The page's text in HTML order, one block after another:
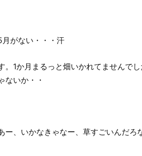
月がない・・・汗
。1か月まるっと畑いかれてませんで
ないか・・
ー、いかなきゃなー、草すごいんだ